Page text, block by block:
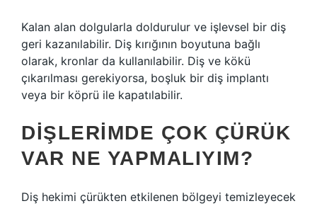
Kalan alan dolgularla doldurulur ve işlevsel bir diş
geri kazanılabilir. Diş kırığının boyutuna bağlı
olarak, kronlar da kullanılabilir. Diş ve kökü
çıkarılması gerekiyorsa, boşluk bir diş implantı
veya bir köprü ile kapatılabilir.
DIŞLERIMDE ÇOK ÇÜRÜK
VAR NE YAPMALIYIM?
Diş hekimi çürükten etkilenen bölgeyi temizleyecek